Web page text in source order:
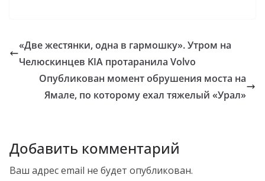
«Две жестянки, одна в гармошку». Утром на
Челюскинцев KIA протаранила Volvo
Опубликован момент обрушения моста на
Ямале, по которому ехал тяжелый «Урал»
Добавить комментарий
Ваш адрес email не будет опубликован.